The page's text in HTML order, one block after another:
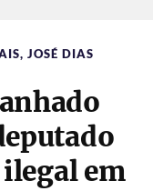
,JOSÉ DIAS
em